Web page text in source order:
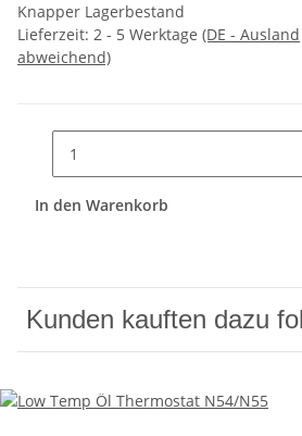
Knapper Lagerbestand
Lieferzeit: 2 - 5 Werktage (DE - Ausland
abweichend)
In den Warenkorb
Kunden kauften dazu